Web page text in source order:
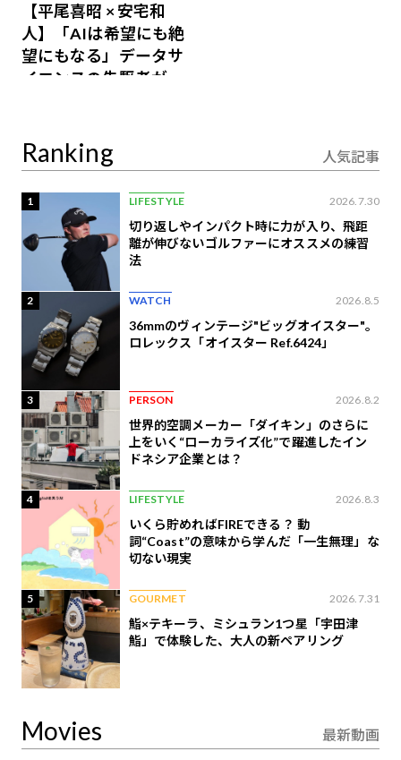
【平尾喜昭 × 安宅和
人】「AIは希望にも絶
望にもなる」データサ
イエンスの先駆者が語
Ranking 人気記事
1 LIFESTYLE 2026.7.30
切り返しやインパクト時に力が入り、飛距
離が伸びないゴルファーにオススメの練習
法
2 WATCH 2026.8.5
36mmのヴィンテージ"ビッグオイスター"。
ロレックス「オイスター Ref.6424」
3 PERSON 2026.8.2
世界的空調メーカー「ダイキン」のさらに
上をいく“ローカライズ化”で躍進したイン
ドネシア企業とは？
4 LIFESTYLE 2026.8.3
いくら貯めればFIREできる？ 動
詞“Coast”の意味から学んだ「一生無理」な
切ない現実
5 GOURMET 2026.7.31
鮨×テキーラ、ミシュラン1つ星「宇田津
鮨」で体験した、大人の新ペアリング
Movies 最新動画